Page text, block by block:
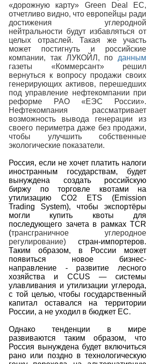
«дорожную карту» Green Deal ЕС,
отчетливо видно, что европейцы ради
достижения углеродной
нейтральности будут избавляться от
целых отраслей. Такая же участь
может постигнуть и российские
компании, так ЛУКОЙЛ, по данным
газеты «Коммерсант» решил
вернуться к вопросу продажи своих
генерирующих активов, перешедших
под управление нефтекомпании при
реформе РАО «ЕЭС России».
Нефтекомпания рассматривает
возможность вывода генерации из
своего периметра даже без продажи,
чтобы улучшить собственные
экологические показатели.
Россия, если не хочет платить налоги
иностранным государствам, будет
вынуждена создать российскую
биржу по торговле квотами на
утилизацию СО2 ETS (Emission
Trading System), чтобы экспортёры
могли купить квоты для
последующего зачета в рамках TCR
(трансграничное углеродное
регулирование) стран-импортеров.
Таким образом, в России может
появиться новое бизнес-
направление - развитие лесного
хозяйства и CCUS — системы
улавливания и утилизации углерода,
с той целью, чтобы государственный
капитал оставался на территории
России, а не уходил в бюджет ЕС.
Однако тенденции в мире
развиваются таким образом, что
Россия вынуждена будет включиться
рано или поздно в технологическую